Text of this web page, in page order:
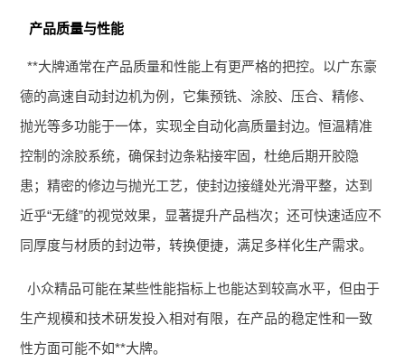
产品质量与性能
**大牌通常在产品质量和性能上有更严格的把控。以广东豪
德的高速自动封边机为例，它集预铣、涂胶、压合、精修、
抛光等多功能于一体，实现全自动化高质量封边。恒温精准
控制的涂胶系统，确保封边条粘接牢固，杜绝后期开胶隐
患；精密的修边与抛光工艺，使封边接缝处光滑平整，达到
近乎“无缝”的视觉效果，显著提升产品档次；还可快速适应不
同厚度与材质的封边带，转换便捷，满足多样化生产需求。
小众精品可能在某些性能指标上也能达到较高水平，但由于
生产规模和技术研发投入相对有限，在产品的稳定性和一致
性方面可能不如**大牌。